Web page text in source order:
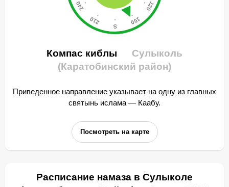
Компас киблы
Сулыколь
(Каратобинский район)
Приведенное направление указывает на одну из главных
святынь ислама — Каабу.
Посмотреть на карте
Расписание намаза в Сулыколе